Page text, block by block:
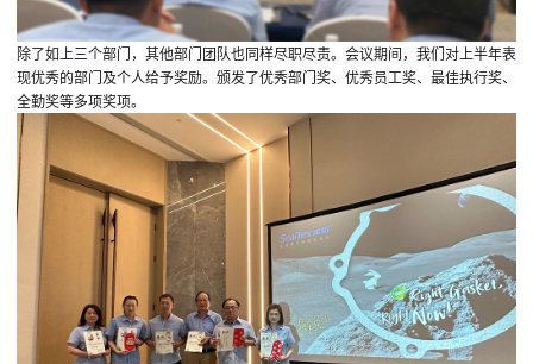
除了如上三个部门，其他部门团队也同样尽职尽责。会议期间，我们对上半年表
现优秀的部门及个人给予奖励。颁发了优秀部门奖、优秀员工奖、最佳执行奖、
全勤奖等多项奖项。